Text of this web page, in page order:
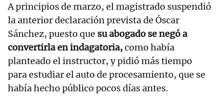
A principios de marzo, el magistrado suspendió
la anterior declaración prevista de Óscar
Sánchez, puesto que su abogado se negó a
convertirla en indagatoria,como había
planteado el instructor, y pidió más tiempo
para estudiar el auto de procesamiento, que se
había hecho público pocos días antes.